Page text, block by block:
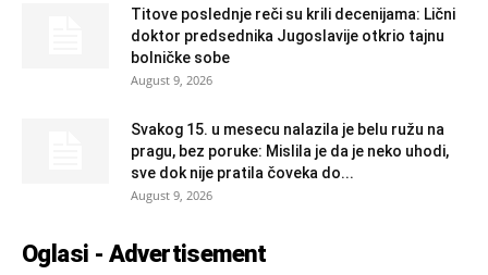
Titove poslednje reči su krili decenijama: Lični
doktor predsednika Jugoslavije otkrio tajnu
bolničke sobe
August 9, 2026
Svakog 15. u mesecu nalazila je belu ružu na
pragu, bez poruke: Mislila je da je neko uhodi,
sve dok nije pratila čoveka do...
August 9, 2026
Oglasi - Advertisement